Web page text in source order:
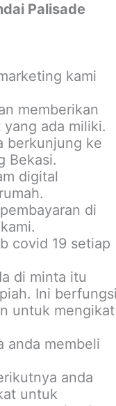
Palisade
kami
memberikan
ada miliki.
berkunjung ke
Bekasi.
digital
di
covid 19 setiap
di minta itu
Ini berfungsi
untuk mengikat
anda membeli
anda
untuk